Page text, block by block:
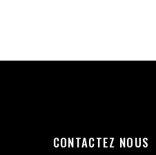
CONTACTEZ NOUS